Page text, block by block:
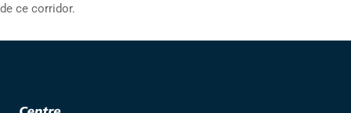
de ce corridor.